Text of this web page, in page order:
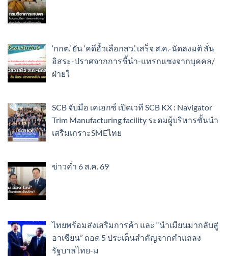
‘กกต.’ ยัน ‘คดีฮั้วเลือกสว.’ เสร็จ ส.ค.-นัดลงมติ ลั่น
อิสระ-ปราศจากการชี้นำ-แทรกแซงจากบุคคล/
ฝ่ายใ
SCB จับมือ เคเอกซ์ เปิดเวที SCB KX : Navigator
Trim Manufacturing facility ระดมผู้บริหารชั้นนำ
เสริมเกราะSMEไทย
ข่าวค่ำ 6 ส.ค. 69
ไทยพร้อมส่งเสริมการค้า และ “นำเมียนมากลับสู่
อาเซียน” ถอด 5 ประเด็นสำคัญจากคำแถลง
รัฐบาลไทย-ม